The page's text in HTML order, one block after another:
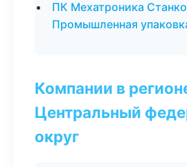
ПК Мехатроника
Промышленная
Компании в
Центральный
округ